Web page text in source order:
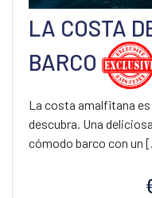
LA COSTA
BARCO
La costa amalfitana es
descubra. Una
cómodo barco con un